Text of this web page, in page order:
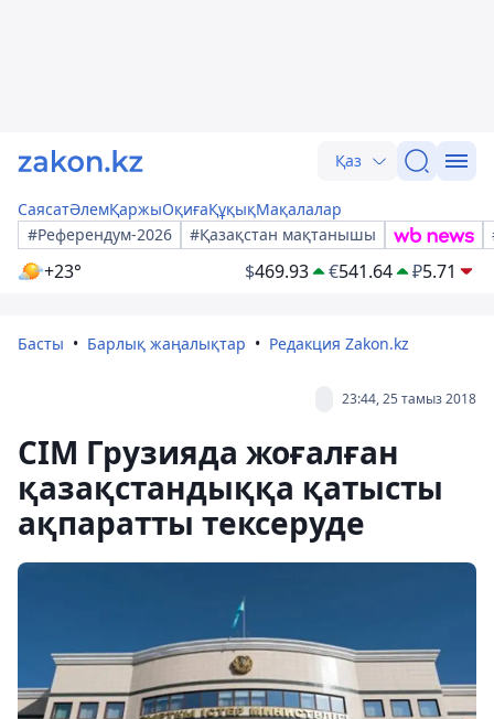
Қаз
СаясатӘлемҚаржыОқиғаҚұқықМақалалар
#Референдум-2026
#Қазақстан мақтанышы
+23° $469.93 €541.64 ₽5.71
Басты Барлық жаңалықтар Редакция Zakon.kz
23:44, 25 тамыз 2018
СІМ Грузияда жоғалған
қазақстандыққа қатысты
ақпаратты тексеруде